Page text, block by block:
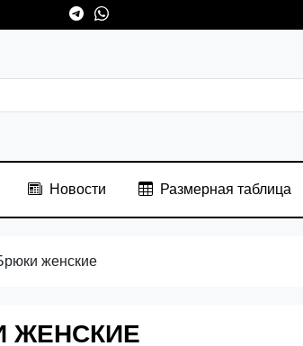
Новости Размерная таблица
женские
ЖЕНСКИЕ